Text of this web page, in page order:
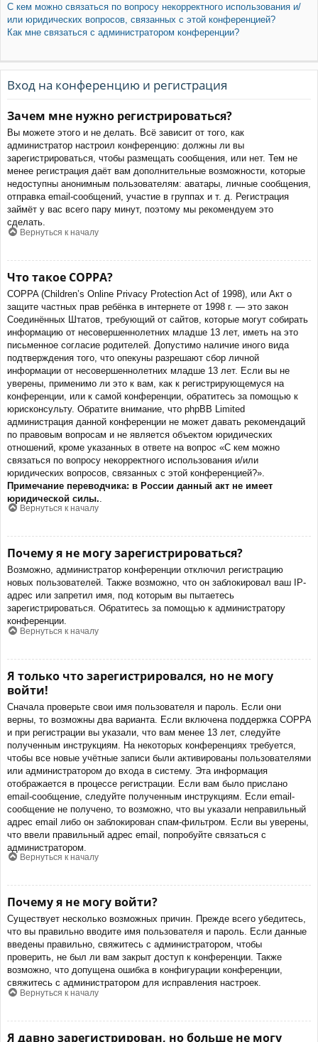
С кем можно связаться по вопросу некорректного использования и/
или юридических вопросов, связанных с этой конференцией?
Как мне связаться с администратором конференции?
Вход на конференцию и регистрация
Зачем мне нужно регистрироваться?
Вы можете этого и не делать. Всё зависит от того, как
администратор настроил конференцию: должны ли вы
зарегистрироваться, чтобы размещать сообщения, или нет. Тем не
менее регистрация даёт вам дополнительные возможности, которые
недоступны анонимным пользователям: аватары, личные сообщения,
отправка email-сообщений, участие в группах и т. д. Регистрация
займёт у вас всего пару минут, поэтому мы рекомендуем это
сделать.
Вернуться к началу
Что такое COPPA?
COPPA (Children’s Online Privacy Protection Act of 1998), или Акт о
защите частных прав ребёнка в интернете от 1998 г. — это закон
Соединённых Штатов, требующий от сайтов, которые могут собирать
информацию от несовершеннолетних младше 13 лет, иметь на это
письменное согласие родителей. Допустимо наличие иного вида
подтверждения того, что опекуны разрешают сбор личной
информации от несовершеннолетних младше 13 лет. Если вы не
уверены, применимо ли это к вам, как к регистрирующемуся на
конференции, или к самой конференции, обратитесь за помощью к
юрисконсульту. Обратите внимание, что phpBB Limited
администрация данной конференции не может давать рекомендаций
по правовым вопросам и не является объектом юридических
отношений, кроме указанных в ответе на вопрос «С кем можно
связаться по вопросу некорректного использования и/или
юридических вопросов, связанных с этой конференцией?».
Примечание переводчика: в России данный акт не имеет
юридической силы.
Вернуться к началу
Почему я не могу зарегистрироваться?
Возможно, администратор конференции отключил регистрацию
новых пользователей. Также возможно, что он заблокировал ваш IP-
адрес или запретил имя, под которым вы пытаетесь
зарегистрироваться. Обратитесь за помощью к администратору
конференции.
Вернуться к началу
Я только что зарегистрировался, но не могу
войти!
Сначала проверьте свои имя пользователя и пароль. Если они
верны, то возможны два варианта. Если включена поддержка COPPA
и при регистрации вы указали, что вам менее 13 лет, следуйте
полученным инструкциям. На некоторых конференциях требуется,
чтобы все новые учётные записи были активированы пользователями
или администратором до входа в систему. Эта информация
отображается в процессе регистрации. Если вам было прислано
email-сообщение, следуйте полученным инструкциям. Если email-
сообщение не получено, то возможно, что вы указали неправильный
адрес email либо он заблокирован спам-фильтром. Если вы уверены,
что ввели правильный адрес email, попробуйте связаться с
администратором.
Вернуться к началу
Почему я не могу войти?
Существует несколько возможных причин. Прежде всего убедитесь,
что вы правильно вводите имя пользователя и пароль. Если данные
введены правильно, свяжитесь с администратором, чтобы
проверить, не был ли вам закрыт доступ к конференции. Также
возможно, что допущена ошибка в конфигурации конференции,
свяжитесь с администратором для исправления настроек.
Вернуться к началу
Я давно зарегистрирован, но больше не могу